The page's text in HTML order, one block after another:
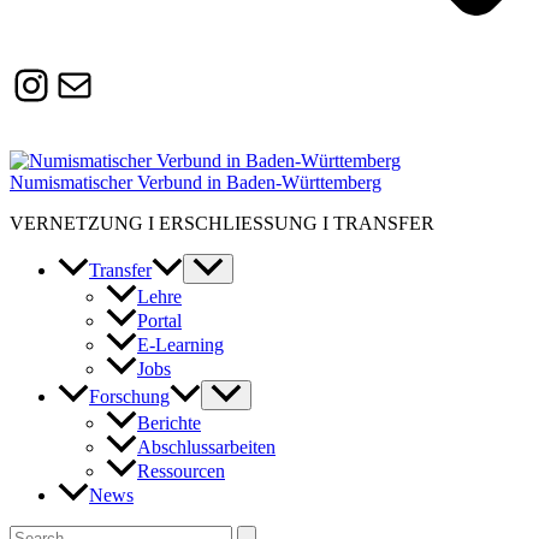
Instagram
Susanne.Boerner@zaw.uni-
heidelberg.de
Numismatischer Verbund in Baden-Württemberg
VERNETZUNG I ERSCHLIESSUNG I TRANSFER
Transfer
Lehre
Portal
E-Learning
Jobs
Forschung
Berichte
Abschlussarbeiten
Ressourcen
News